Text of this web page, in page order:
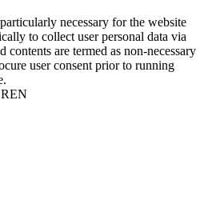
necessary for the website
to collect user personal data via
contents are termed as non-necessary
user consent prior to running